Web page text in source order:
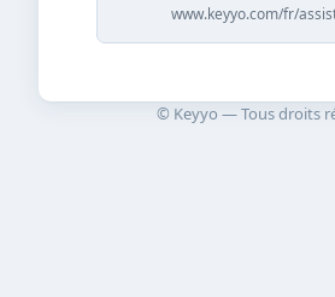
www.keyyo.com/fr/
© Keyyo — Tous droits